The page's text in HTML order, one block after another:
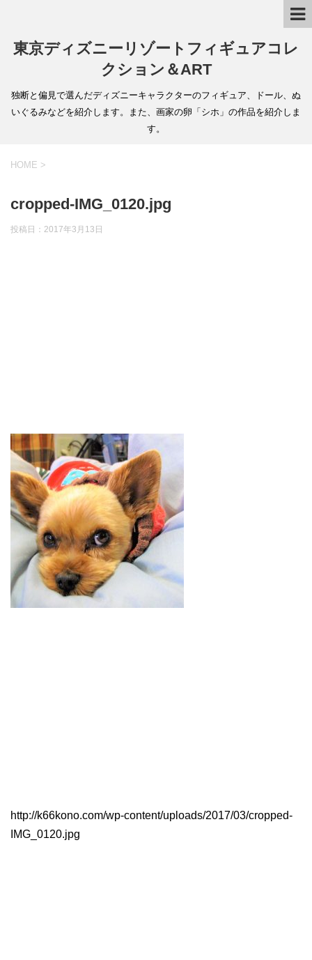
東京ディズニーリゾートフィギュアコレ
クション＆ART
独断と偏見で選んだディズニーキャラクターのフィギュア、ドール、ぬ
いぐるみなどを紹介します。また、画家の卵「シホ」の作品を紹介しま
す。
HOME >
cropped-IMG_0120.jpg
投稿日： 2017年3月13日
http://k66kono.com/wp-content/uploads/2017/03/cropped-
IMG_0120.jpg